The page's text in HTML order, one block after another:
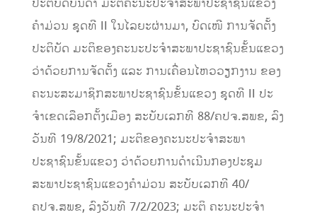
ປະຕິບັດບັນດາ ມະຕິຄະນະປະຈໍາສະພາປະຊາຊົນແຂວງ
ຄໍາມ່ວນ ຊຸດທີ II ໃນໄລຍະຜ່ານມາ, ບົດເໜີ ການຈັດຕັ້ງ
ປະຕິບັດ ມະຕິຂອງຄະນະປະຈໍາສະພາປະຊາຊົນຂັ້ນແຂວງ
ວ່າດ້ວຍການຈັດຕັ້ງ ແລະ ການເຄື່ອນໄຫວວຽກງານ ຂອງ
ຄະນະສະມາຊິກສະພາປະຊາຊົນຂັ້ນແຂວງ ຊຸດທີ II ປະ
ຈໍາເຂດເລືອກຕັ້ງເມືອງ ສະບັບເລກທີ 88/ຄປຈ.ສພຂ, ລົງ
ວັນທີ 19/8/2021; ມະຕິຂອງຄະນະປະຈໍາສະພາ
ປະຊາຊົນຂັ້ນແຂວງ ວ່າດ້ວຍການດຳເນີນກອງປະຊຸມ
ສະພາປະຊາຊົນແຂວງຄໍາມ່ວນ ສະບັບເລກທີ 40/
ຄປຈ.ສພຂ, ລົງວັນທີ 7/2/2023; ມະຕິ ຄະນະປະຈໍາ